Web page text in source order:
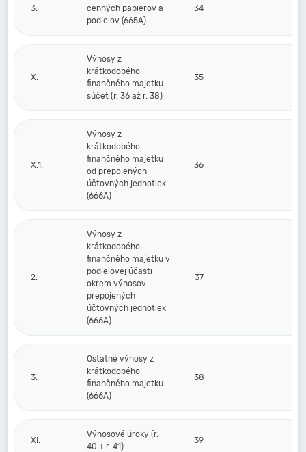
3.
cenných papierov a
podielov (665A)
34
X.
Výnosy z
krátkodobého
finančného majetku
súčet (r. 36 až r. 38)
35
X.1.
Výnosy z
krátkodobého
finančného majetku
od prepojených
účtovných jednotiek
(666A)
36
2.
Výnosy z
krátkodobého
finančného majetku v
podielovej účasti
okrem výnosov
prepojených
účtovných jednotiek
(666A)
37
3.
Ostatné výnosy z
krátkodobého
finančného majetku
(666A)
38
XI.
Výnosové úroky (r.
40 + r. 41)
39